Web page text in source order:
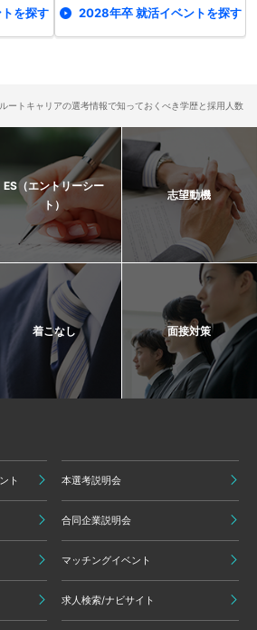
を探す 2028年卒 就活イベントを探す
ートキャリアの選考情報で知っておくべき学歴と採用人数
ES（エントリーシー
ト）
志望動機
着こなし 面接対策
ト 本選考説明会
合同企業説明会
マッチングイベント
求人検索/ナビサイト